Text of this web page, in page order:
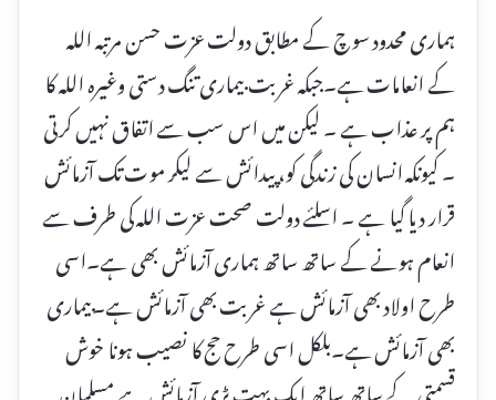
ہماری محدود سوچ کے مطابق دولت عزت حسن مرتبہ اللہ
کے انعامات ہے۔جبکہ غربت بیماری تنگ دستی وغیرہ اللہ کا
ہم پر عذاب ہے ۔ لیکن میں اس سب سے اتفاق نہیں کرتی
۔ کیونکہ انسان کی زندگی کو، پیدائش سے لیکر موت تک آزمائش
قرار دیا گیا ہے ۔ اسلئے دولت صحت عزت اللہ کی طرف سے
انعام ہونے کے ساتھ ساتھ ہماری آزمائش بھی ہے۔اسی
طرح اولاد بھی آزمائش ہے غربت بھی آزمائش ہے۔بیماری
بھی آزمائش ہے۔بلکل اسی طرح حج کا نصیب ہونا خوش
قسمتی کے ساتھ ساتھ ایک بہت بڑی آزمائش ہے مسلمان